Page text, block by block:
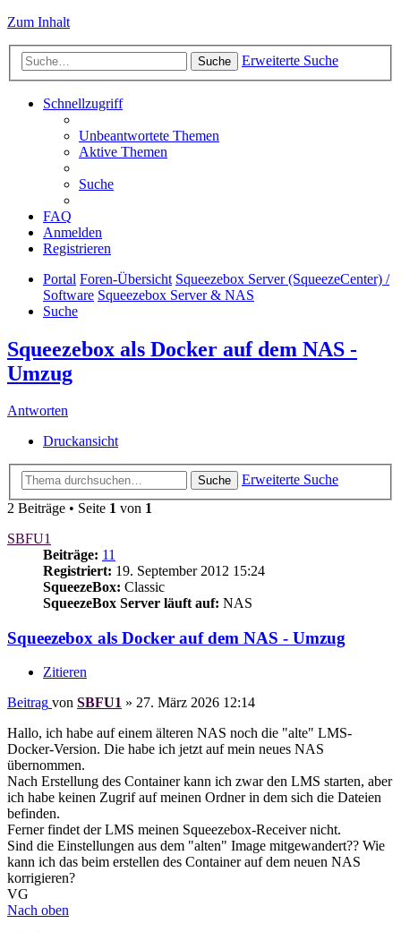
Zum Inhalt
Suche Erweiterte Suche
Schnellzugriff
Unbeantwortete Themen
Aktive Themen
Suche
FAQ
Anmelden
Registrieren
Portal Foren-Übersicht Squeezebox Server (SqueezeCenter) /
Software Squeezebox Server & NAS
Suche
Squeezebox als Docker auf dem NAS -
Umzug
Antworten
Druckansicht
Suche
Erweiterte Suche
2 Beiträge • Seite 1 von 1
SBFU1
Beiträge: 11
Registriert: 19. September 2012 15:24
SqueezeBox: Classic
SqueezeBox Server läuft auf: NAS
Squeezebox als Docker auf dem NAS - Umzug
Zitieren
Beitrag von SBFU1 » 27. März 2026 12:14
Hallo, ich habe auf einem älteren NAS noch die "alte" LMS-
Docker-Version. Die habe ich jetzt auf mein neues NAS
übernommen.
Nach Erstellung des Container kann ich zwar den LMS starten, aber
ich habe keinen Zugrif auf meinen Ordner in dem sich die Dateien
befinden.
Ferner findet der LMS meinen Squeezebox-Receiver nicht.
Sind die Einstellungen aus dem "alten" Image mitgewandert?? Wie
kann ich das beim erstellen des Container auf dem neuen NAS
korrigieren?
VG
Nach oben